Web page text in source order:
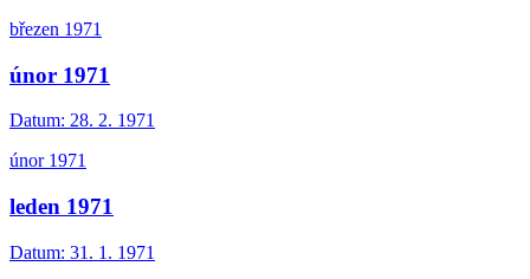
březen 1971
únor 1971
Datum: 28. 2. 1971
únor 1971
leden 1971
Datum: 31. 1. 1971